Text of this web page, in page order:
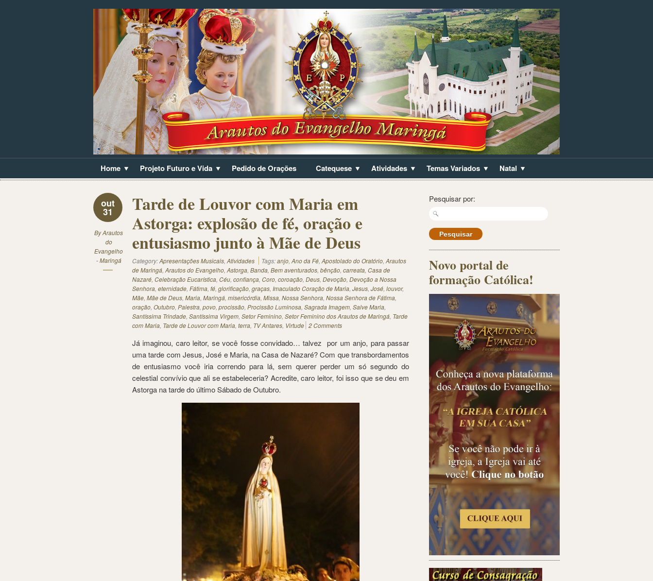
Home Projeto Futuro e Vida Pedido de Orações Catequese Atividades Temas Variados Natal
out
31
ByArautos
do
Evangelho
- Maringá
Tarde de Louvor com Maria em
Astorga: explosão de fé, oração e
entusiasmo junto à Mãe de Deus
Category:Apresentações Musicais, Atividades Tags:anjo, Ano da Fé, Apostolado do Oratório, Arautos
de Maringá, Arautos do Evangelho, Astorga, Banda, Bem aventurados, bênção, carreata, Casa de
Nazaré, Celebração Eucarística, Céu, confiança, Coro, coroação, Deus, Devoção, Devoção a Nossa
Senhora, eternidade, Fátima, fé, glorificação, graças, Imaculado Coração de Maria, Jesus, José, louvor,
Mãe, Mãe de Deus, Maria, Maringá, misericórdia, Missa, Nossa Senhora, Nossa Senhora de Fátima,
oração, Outubro, Palestra, povo, procissão, Procissão Luminosa, Sagrada Imagem, Salve Maria,
Santíssima Trindade, Santíssima Virgem, Setor Feminino, Setor Feminino dos Arautos de Maringá, Tarde
com Maria, Tarde de Louvor com Maria, terra, TV Antares, Virtude 2 Comments
Já imaginou, caro leitor, se você fosse convidado… talvez por um anjo, para passar
uma tarde com Jesus, José e Maria, na Casa de Nazaré? Com que transbordamentos
de entusiasmo você iria correndo para lá, sem querer perder um só segundo do
celestial convívio que ali se estabeleceria? Acredite, caro leitor, foi isso que se deu em
Astorga na tarde do último Sábado de Outubro.
Pesquisar por:
Novo portal de
formação Católica!